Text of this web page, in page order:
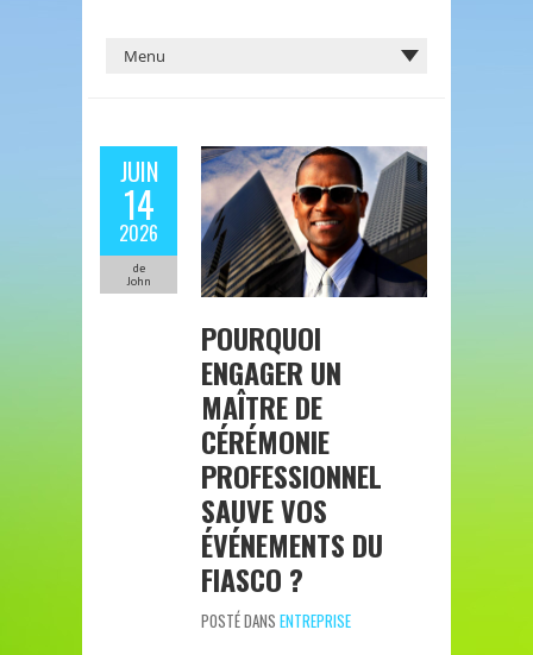
JUIN
14
2026
de
John
POURQUOI
ENGAGER UN
MAÎTRE DE
CÉRÉMONIE
PROFESSIONNEL
SAUVE VOS
ÉVÉNEMENTS DU
FIASCO ?
POSTÉ DANS ENTREPRISE